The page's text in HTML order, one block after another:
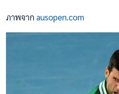
ภาพจากausopen.com